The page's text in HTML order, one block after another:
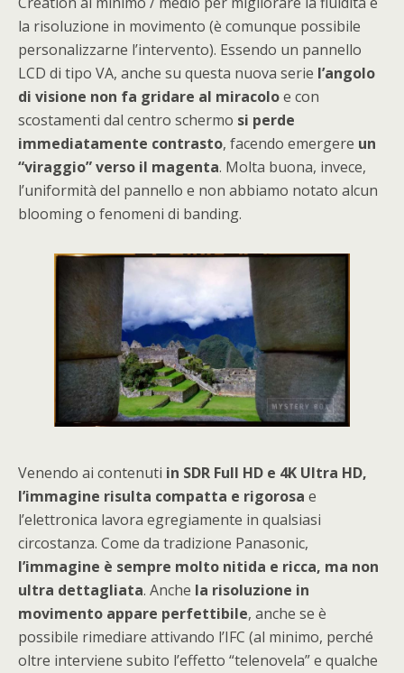
la risoluzione in movimento (è comunque possibile
personalizzarne l’intervento). Essendo un pannello
LCD di tipo VA, anche su questa nuova serie l’angolo
di visione non fa gridare al miracoloe con
scostamenti dal centro schermo si perde
immediatamente contrasto, facendo emergere un
“viraggio” verso il magenta. Molta buona, invece,
l’uniformità del pannello e non abbiamo notato alcun
blooming o fenomeni di banding.
Venendo ai contenuti in SDR Full HD e 4K Ultra HD,
l’immagine risulta compatta e rigorosa e
l’elettronica lavora egregiamente in qualsiasi
circostanza. Come da tradizione Panasonic,
l’immagine è sempre molto nitida e ricca, ma non
ultra dettagliata. Anche la risoluzione in
movimento appare perfettibile, anche se è
possibile rimediare attivando l’IFC (al minimo, perché
oltre interviene subito l’effetto “telenovela” e qualche